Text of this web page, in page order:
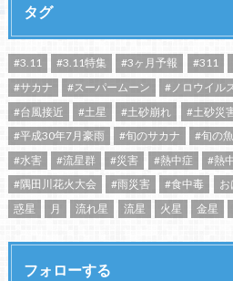
タグ
#3.11 #3.11特集 #3ヶ月予報 #311
#サカナ
#スーパームーン #ノロウイル
#台風接近
#土星 #土砂崩れ #土砂災
#平成30年7月豪雨
#旬のサカナ #旬の魚
#水害
#流星群 #災害 #熱中症 #熱
#隅田川花火大会
#雨災害 #食中毒 お
惑星
月 流れ星 流星 火星 金星
フォローする